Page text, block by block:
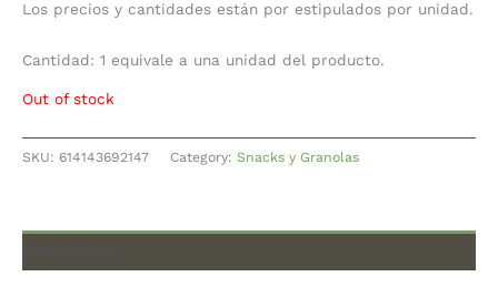
Los precios y cantidades están por estipulados por unidad.
Cantidad: 1 equivale a una unidad del producto.
Out of stock
SKU: 614143692147 Category: Snacks y Granolas